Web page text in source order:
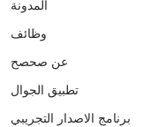
المدونة
وظائف
عن صحصح
تطبيق الجوال
برنامج الاصدار التجريبي